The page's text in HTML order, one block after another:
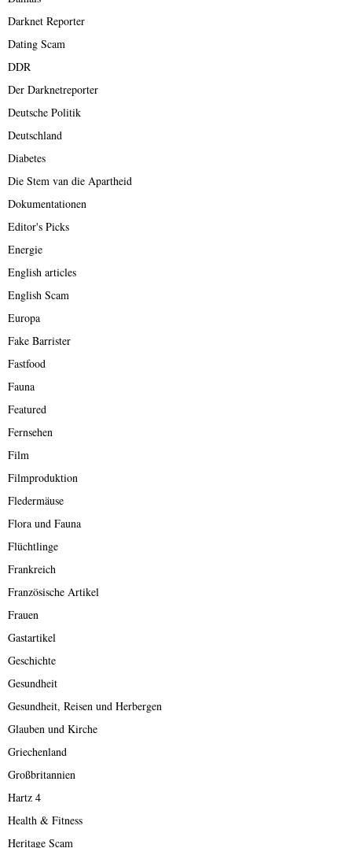
Darknet Reporter
Dating Scam
DDR
Der Darknetreporter
Deutsche Politik
Deutschland
Diabetes
Die Stem van die Apartheid
Dokumentationen
Editor's Picks
Energie
English articles
English Scam
Europa
Fake Barrister
Fastfood
Fauna
Featured
Fernsehen
Film
Filmproduktion
Fledermäuse
Flora und Fauna
Flüchtlinge
Frankreich
Französische Artikel
Frauen
Gastartikel
Geschichte
Gesundheit
Gesundheit, Reisen und Herbergen
Glauben und Kirche
Griechenland
Großbritannien
Hartz 4
Health & Fitness
Heritage Scam